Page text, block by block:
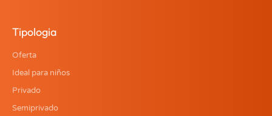
Tipologia
Oferta
Ideal para niños
Privado
Semiprivado